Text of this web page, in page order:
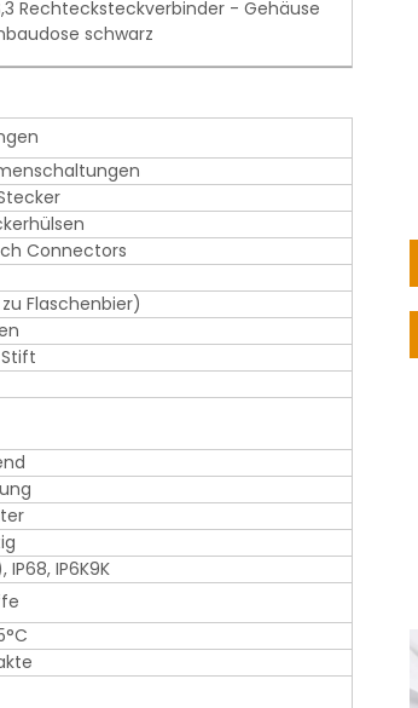
Rechtecksteckverbinder - Gehäuse
schwarz
Connectors
Flaschenbier)
IP6K9K